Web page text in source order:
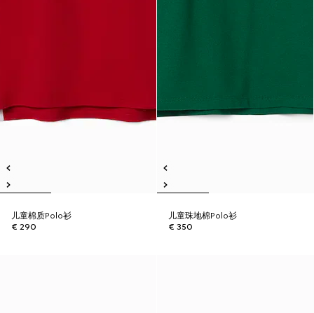
儿童棉质Polo衫
€ 290
儿童珠地棉Polo衫
€ 350